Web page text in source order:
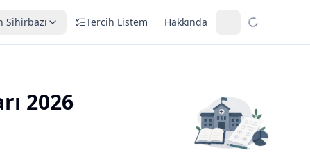
Sihirbazı Tercih Listem Hakkında
2026